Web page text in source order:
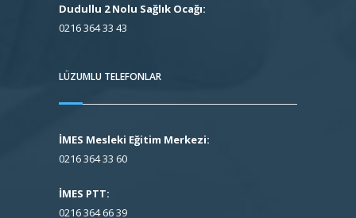
Dudullu 2 Nolu Sağlık Ocağı:
0216 364 33 43
LÜZUMLU TELEFONLAR
İMES Mesleki Eğitim Merkezi:
0216 364 33 60
İMES PTT:
0216 364 66 39